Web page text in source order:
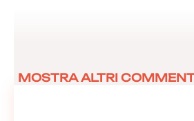
MOSTRA ALTRI